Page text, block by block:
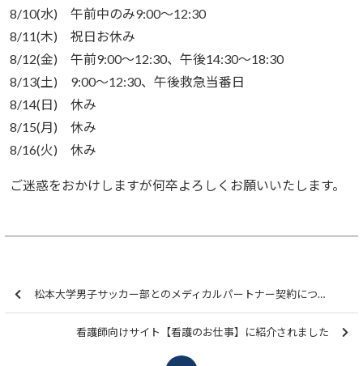
8/10(水) 午前中のみ9:00～12:30
8/11(木) 祝日お休み
8/12(金) 午前9:00～12:30、午後14:30～18:30
8/13(土) 9:00～12:30、午後救急当番日
8/14(日) 休み
8/15(月) 休み
8/16(火) 休み
ご迷惑をおかけしますが何卒よろしくお願いいたします。
松本大学男子サッカー部とのメディカルパートナー契約について
看護師向けサイト【看護のお仕事】に紹介されました